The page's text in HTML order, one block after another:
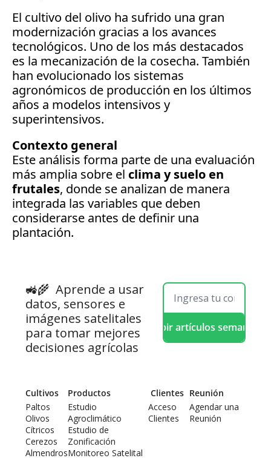
El cultivo del olivo ha sufrido una gran
modernización gracias a los avances
tecnológicos. Uno de los más destacados
es la mecanización de la cosecha. También
han evolucionado los sistemas
agronómicos de producción en los últimos
años a modelos intensivos y
superintensivos.
Contexto general
Este análisis forma parte de una evaluación
más amplia sobre el clima y suelo en
frutales, donde se analizan de manera
integrada las variables que deben
considerarse antes de definir una
plantación.
🚜🌾 Aprende a usar
datos, sensores e
imágenes satelitales
para tomar mejores
decisiones agrícolas
Recibir artículos semanales
Cultivos
Paltos
Olivos
Cítricos
Cerezos
Almendros
Productos
Estudio
Agroclimático
Estudio de
Zonificación
Monitoreo Satelital
Clientes
Acceso
Clientes
Reunión
Agendar una
Reunión